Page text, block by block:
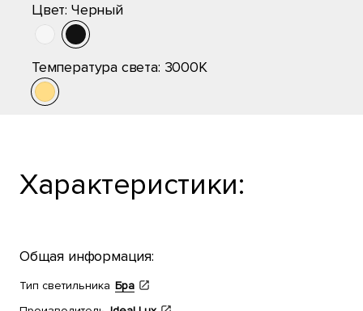
Цвет: Черный
Температура света: 3000K
Характеристики:
Общая информация:
Тип светильника Бра